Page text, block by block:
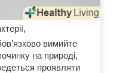
вимийте
на природі,
проявляти